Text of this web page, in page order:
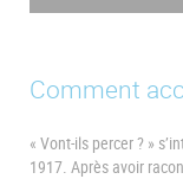
Comment
« Vont-ils percer ? »
1917. Après avoir